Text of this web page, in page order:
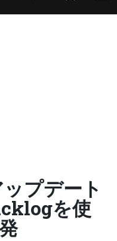
プデート
を使